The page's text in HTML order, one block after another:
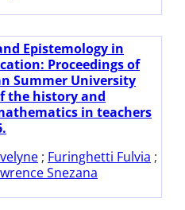
Epistemology in
Proceedings of
Summer University
the history and
in teachers
; Furinghetti Fulvia ;
Snezana